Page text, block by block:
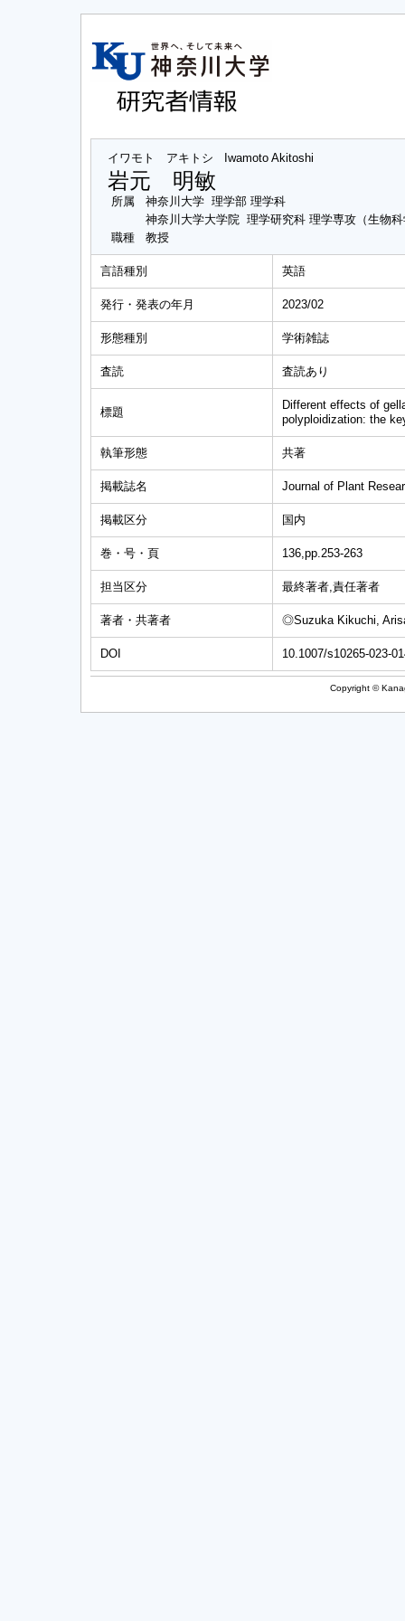
イワモト アキトシ Iwamoto Akitoshi
岩元 明敏
所属
神奈川大学 理学部 理学科
神奈川大学大学院 理学研究科 理学専攻（生物
職種
教授
言語種別 英語
発行・発表の年月 2023/02
形態種別 学術雑誌
査読 査読あり
標題
Different effects of
polyploidization: the
執筆形態 共著
掲載誌名 Journal of Plant
掲載区分 国内
巻・号・頁 136,pp.253-263
担当区分 最終著者,責任著者
著者・共著者 ◎Suzuka Kikuchi,
DOI 10.1007/s10265-023-
Copyright ©